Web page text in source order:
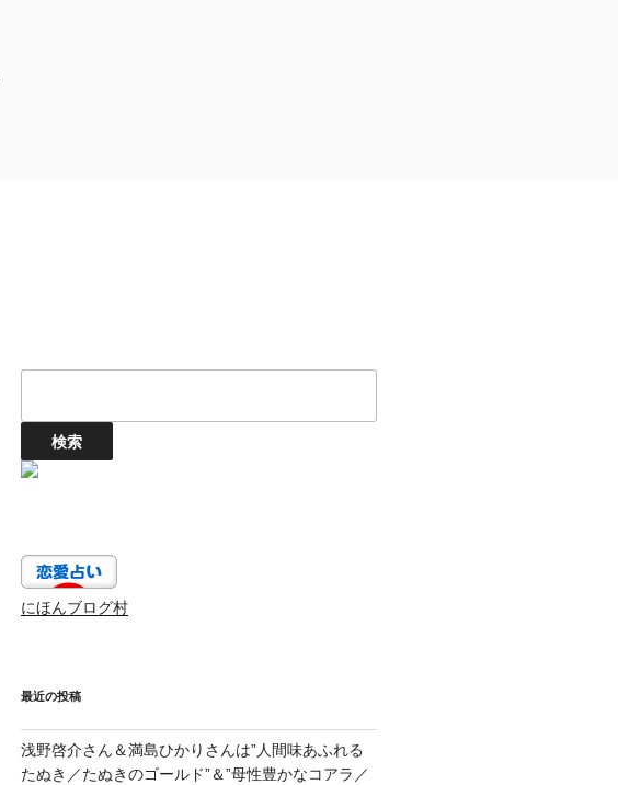
にほんブログ村
最近の投稿
浅野啓介さん＆満島ひかりさんは”人間味あふれる
たぬき／たぬきのゴールド”＆”母性豊かなコアラ／